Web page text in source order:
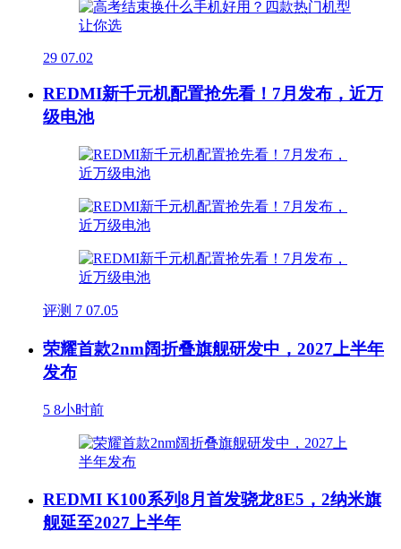
29 07.02
REDMI新千元机配置抢先看！7月发布，近万
级电池
评测 7 07.05
荣耀首款2nm阔折叠旗舰研发中，2027上半年
发布
5 8小时前
REDMI K100系列8月首发骁龙8E5，2纳米旗
舰延至2027上半年